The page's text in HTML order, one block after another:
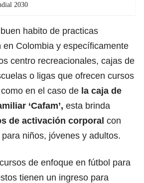
2030
habito de practicas
en Colombia y específicamente
centro recreacionales, cajas de
o ligas que ofrecen cursos
en el caso de la caja de
‘Cafam’, esta brinda
de activación corporal con
niños, jóvenes y adultos.
de enfoque en fútbol para
tienen un ingreso para